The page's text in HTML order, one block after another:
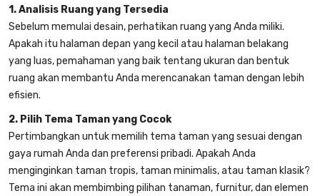
1. Analisis Ruang yang Tersedia
Sebelum memulai desain, perhatikan ruang yang Anda miliki.
Apakah itu halaman depan yang kecil atau halaman belakang
yang luas, pemahaman yang baik tentang ukuran dan bentuk
ruang akan membantu Anda merencanakan taman dengan lebih
efisien.
2. Pilih Tema Taman yang Cocok
Pertimbangkan untuk memilih tema taman yang sesuai dengan
gaya rumah Anda dan preferensi pribadi. Apakah Anda
menginginkan taman tropis, taman minimalis, atau taman klasik?
Tema ini akan membimbing pilihan tanaman, furnitur, dan elemen